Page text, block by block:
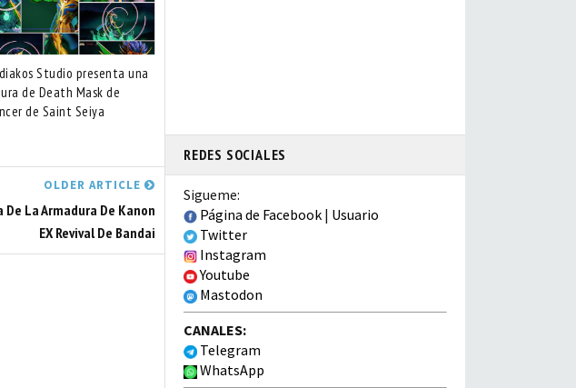
Studio presenta una
de Death Mask de
de Saint Seiya
OLDER ARTICLE
De La Armadura De Kanon
EX Revival De Bandai
REDES SOCIALES
Sigueme:
Página de Facebook | Usuario
Twitter
Instagram
Youtube
Mastodon
CANALES:
Telegram
WhatsApp